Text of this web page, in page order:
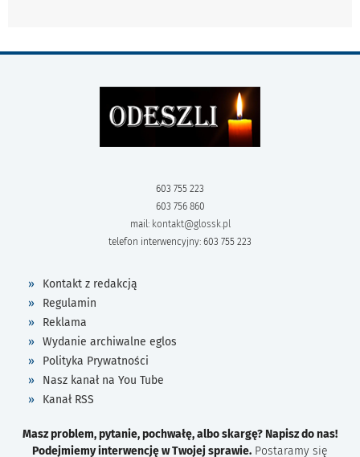
603 755 223
603 756 860
mail: kontakt@glossk.pl
telefon interwencyjny: 603 755 223
Kontakt z redakcją
Regulamin
Reklama
Wydanie archiwalne eglos
Polityka Prywatności
Nasz kanał na You Tube
Kanał RSS
Masz problem, pytanie, pochwałę, albo skargę? Napisz do nas!
Podejmiemy interwencję w Twojej sprawie. Postaramy się